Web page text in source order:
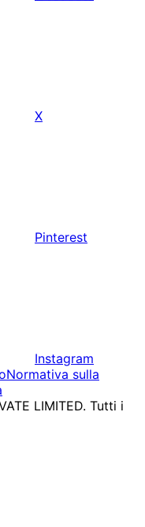
X
Pinterest
Instagram
Normativa sulla
LIMITED. Tutti i